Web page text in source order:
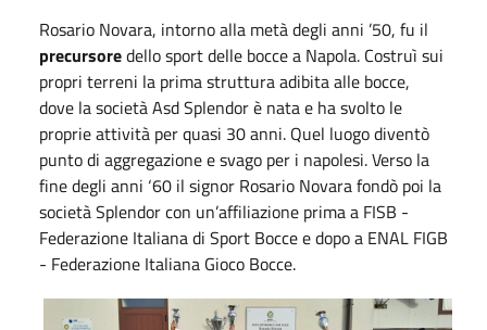
Rosario Novara, intorno alla metà degli anni ’50, fu il
precursoredello sport delle bocce a Napola. Costruì sui
propri terreni la prima struttura adibita alle bocce,
dove la società Asd Splendor è nata e ha svolto le
proprie attività per quasi 30 anni. Quel luogo diventò
punto di aggregazione e svago per i napolesi. Verso la
fine degli anni ‘60 il signor Rosario Novara fondò poi la
società Splendor con un’affiliazione prima a FISB -
Federazione Italiana di Sport Bocce e dopo a ENAL FIGB
- Federazione Italiana Gioco Bocce.